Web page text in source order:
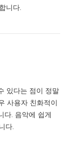
니다.
있다는 점이 정말
사용자 친화적이
다. 음악에 쉽게
다.